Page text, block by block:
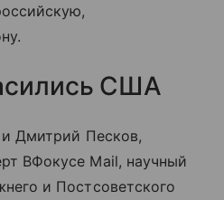
США
Дмитрий Песков,
ВФокусе Mail, научный
и Постсоветского